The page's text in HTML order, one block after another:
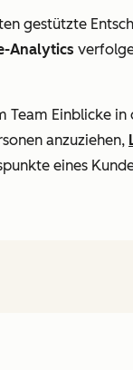
gestützte
Analytics
Team Einblicke
anzuziehen,
eines